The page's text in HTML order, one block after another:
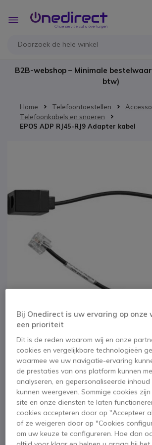
Toggle
Nav
B2B-webshop – Minimale
btw)
Home Telefoontoestellen
Telefoonkabels en snoeren
EPOS ADP RJ45-RJ9 Adapter kabel
EPOS ADP
Adapter kabel
SKU SEADAPTRJ // Referentie fabrikant: 502704
Adapter kabel voor DHSG
naar RJ9 verbinding
Ga naar het begin van de afbeeldingen-
Bij Onedirect is uw ervaring op onze
een prioriteit
Dit is de reden waarom wij en onze
cookies en vergelijkbare technologieën
waarmee we uw navigatie-ervaring
de prestaties van ons platform kunnen
analyseren, en gepersonaliseerde
kunnen weergeven. Sommige cookies
site en onze diensten te laten
cookies accepteren door op "Accepteer
of ze weigeren door op "Cookies
om uw keuze te configureren. Hoe dan